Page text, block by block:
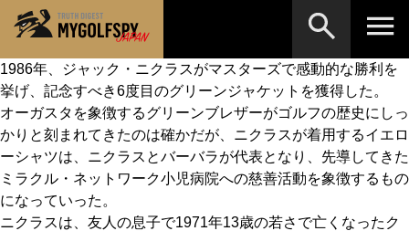
1986年、ジャック・ニクラスがマスターズで感動的な勝利を
挙げ、記念すべき6度目のグリーンジャケットを獲得した。
オーガスタを象徴するグリーンブレザーがゴルフの歴史にしっ
かりと刻まれてきたのは確かだが、ニクラスが着用するイエロ
ーシャツは、ニクラスとバーバラが代表となり、先導してきた
ミラクル・ネットワーク小児病院への慈善活動を象徴するもの
になっていった。
ニクラスは、友人の息子で1971年13歳の若さで亡くなったク
MOST WANTED テストランキング
NEW RELEASES 新製品情報
HOW TO ゴルフ上達・実践テクニック
LAB テスト・データ検証
※メーカー名やクラブ名など、検索したい事柄を入
力してください。
検索